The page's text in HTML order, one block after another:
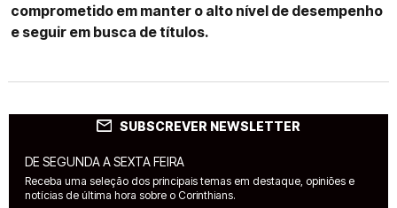
comprometido em manter o alto nível de desempenho
e seguir em busca de títulos.
SUBSCREVER NEWSLETTER
DE SEGUNDA A SEXTA FEIRA
Receba uma seleção dos principais temas em destaque, opiniões e
notícias de última hora sobre o Corinthians.